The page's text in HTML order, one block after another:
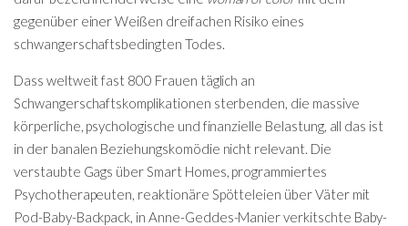
gegenüber einer Weißen dreifachen Risiko eines
schwangerschaftsbedingten Todes.
Dass weltweit fast 800 Frauen täglich an
Schwangerschaftskomplikationen sterbenden, die massive
körperliche, psychologische und finanzielle Belastung, all das ist
in der banalen Beziehungskomödie nicht relevant. Die
verstaubte Gags über Smart Homes, programmiertes
Psychotherapeuten, reaktionäre Spötteleien über Väter mit
Pod-Baby-Backpack, in Anne-Geddes-Manier verkitschte Baby-